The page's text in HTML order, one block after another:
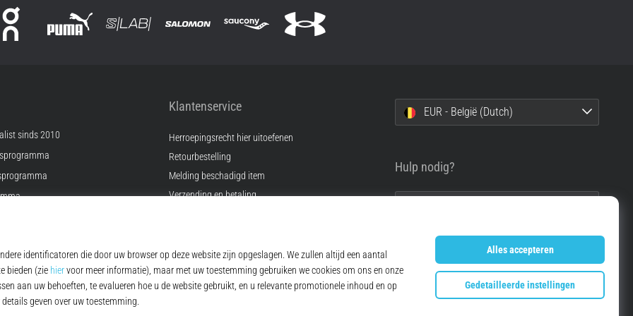
sinds 2010
Klantenservice
Herroepingsrecht hier uitoefenen
Retourbestelling
Melding beschadigd item
Verzending en betaling
FAQ
Privacybeleid
EUR - België (Dutch)
Hulp nodig?